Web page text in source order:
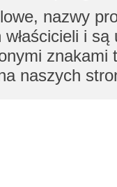
nazwy
i
znakami
naszych